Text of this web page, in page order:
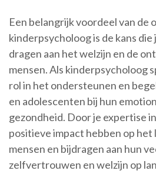
Een belangrijk voordeel van de
kinderpsycholoog is de kans
dragen aan het welzijn en de
mensen. Als kinderpsycholoog
rol in het ondersteunen en
en adolescenten bij hun
gezondheid. Door je expertise
positieve impact hebben op het
mensen en bijdragen aan hun
zelfvertrouwen en welzijn op